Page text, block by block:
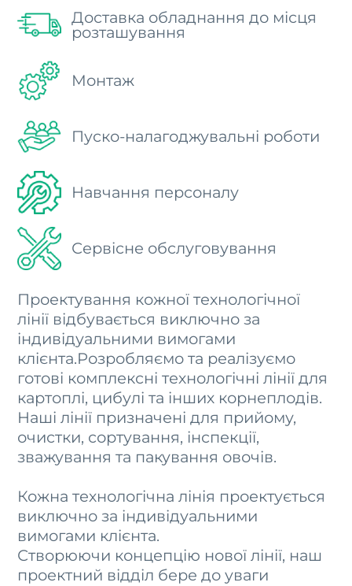
Доставка обладнання до місця
розташування
Монтаж
Пуско-налагоджувальні роботи
Навчання персоналу
Сервісне обслуговування
Проектування кожної технологічної
лінії відбувається виключно за
індивідуальними вимогами
клієнта.Розробляємо та реалізуємо
готові комплексні технологічні лінії для
картоплі, цибулі та інших корнеплодів.
Наші лінії призначені для прийому,
очистки, сортування, інспекції,
зважування та пакування овочів.
Кожна технологічна лінія проектується
виключно за індивідуальними
вимогами клієнта.
Створюючи концепцію нової лінії, наш
проектний відділ бере до уваги